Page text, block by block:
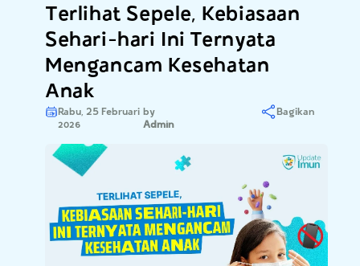
Terlihat Sepele, Kebiasaan
Sehari-hari Ini Ternyata
Mengancam Kesehatan
Anak
Rabu, 25 Februari
2026
by
Admin
Bagikan